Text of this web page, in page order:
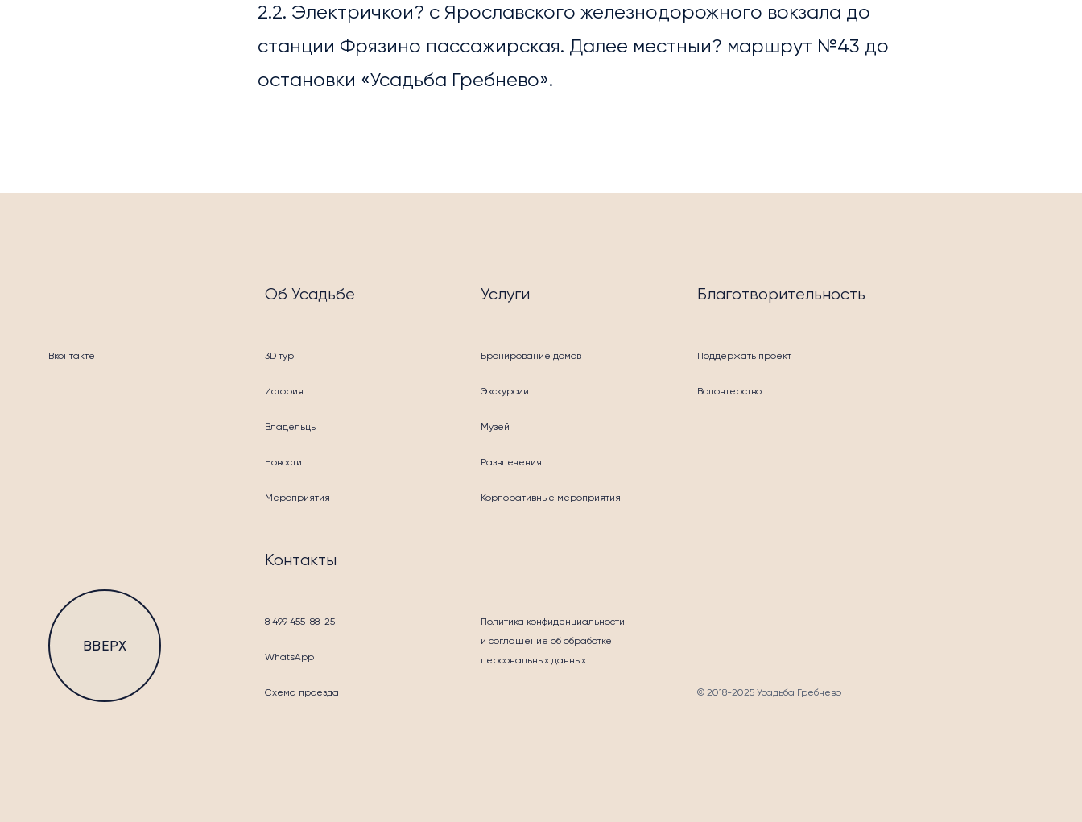
2.2. Электричкои? с Ярославского железнодорожного вокзала до
станции Фрязино пассажирская. Далее местныи? маршрут №43 до
остановки «Усадьба Гребнево».
Вконтакте
Об Усадьбе
3D тур
История
Владельцы
Новости
Мероприятия
Услуги
Бронирование домов
Экскурсии
Музей
Развлечения
Корпоративные мероприятия
Благотворительность
Поддержать проект
Волонтерство
ВВЕРХ
Контакты
8 499 455-88-25
WhatsApp
Схема проезда
Политика конфиденциальности
и соглашение об обработке
персональных данных
© 2018-2025 Усадьба Гребнево